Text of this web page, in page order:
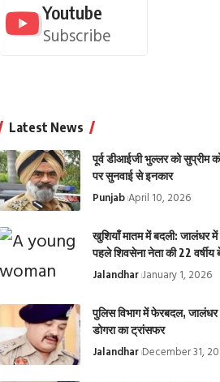
Youtube
Subscribe
Latest News
पूर्व डीआईजी भुल्लर को सुप्रीम
पर सुनवाई से इनकार
Punjab April 10, 2026
खुशियाँ मातम में बदली: जालंधर
पहले शिवसेना नेता की 22 वर्षीय
Jalandhar January 1, 2026
पुलिस विभाग में फेरबदल, जालंधर
डोगरा का ट्रांसफर
Jalandhar December 31,